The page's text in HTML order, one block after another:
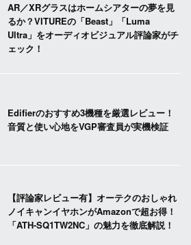
AR／XRグラスはホームシアターの夢を見
るか？VITUREの「Beast」「Luma
Ultra」をオーディオビジュアル評論家がチ
ェック！
Edifierのおすすめ3機種を厳選レビュー！
音質と使い心地をVGP審査員が実機検証
【評論家レビュー有】オーテクのおしゃれ
ノイキャンイヤホンがAmazonで超お得！
「ATH-SQ1TW2NC」の魅力を徹底解説！